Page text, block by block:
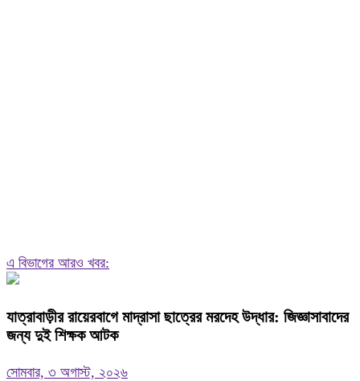
এ বিভাগের আরও খবর:
যাত্রাবাড়ীর রায়েরবাগে মাদ্রাসা ছাত্রের মরদেহ উদ্ধার: জিজ্ঞাসাবাদের
জন্য দুই শিক্ষক আটক
সোমবার, ৩ অগাস্ট, ২০২৬